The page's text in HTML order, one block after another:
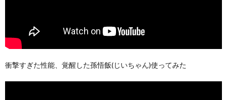
衝撃すぎた性能、覚醒した孫悟飯(じいちゃん)使ってみた